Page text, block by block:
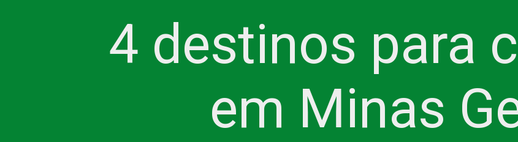
4 destinos para
em Minas